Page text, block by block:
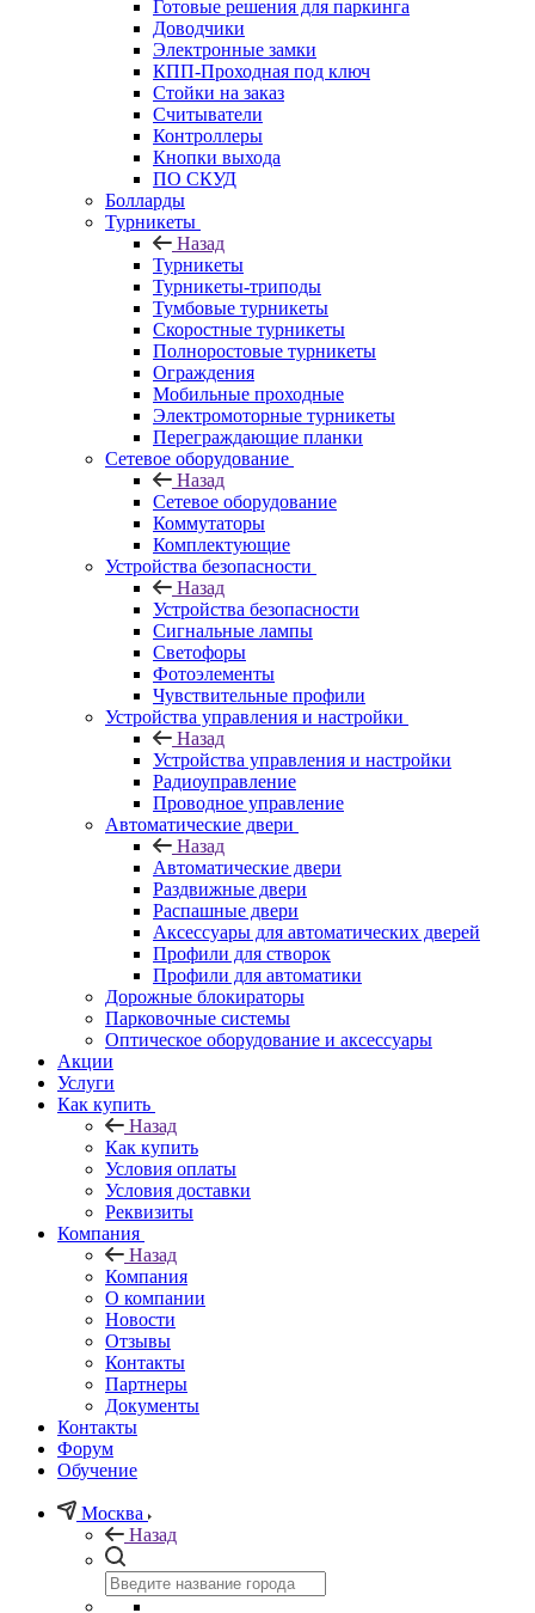
Готовые решения для паркинга
Доводчики
Электронные замки
КПП-Проходная под ключ
Стойки на заказ
Считыватели
Контроллеры
Кнопки выхода
ПО СКУД
Болларды
Турникеты
Назад
Турникеты
Турникеты-триподы
Тумбовые турникеты
Скоростные турникеты
Полноростовые турникеты
Ограждения
Мобильные проходные
Электромоторные турникеты
Переграждающие планки
Сетевое оборудование
Назад
Сетевое оборудование
Коммутаторы
Комплектующие
Устройства безопасности
Назад
Устройства безопасности
Сигнальные лампы
Светофоры
Фотоэлементы
Чувствительные профили
Устройства управления и настройки
Назад
Устройства управления и настройки
Радиоуправление
Проводное управление
Автоматические двери
Назад
Автоматические двери
Раздвижные двери
Распашные двери
Аксессуары для автоматических дверей
Профили для створок
Профили для автоматики
Дорожные блокираторы
Парковочные системы
Оптическое оборудование и аксессуары
Акции
Услуги
Как купить
Назад
Как купить
Условия оплаты
Условия доставки
Реквизиты
Компания
Назад
Компания
О компании
Новости
Отзывы
Контакты
Партнеры
Документы
Контакты
Форум
Обучение
Москва
Назад